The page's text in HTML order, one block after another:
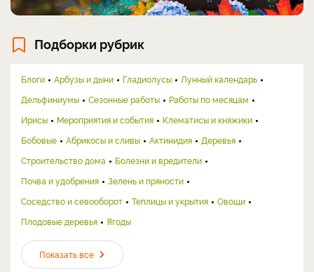
Подборки рубрик
Блоги Арбузы и дыни Гладиолусы
Лунный календарь
Дельфиниумы
Сезонные работы
Работы по месяцам
Ирисы
Мероприятия и события
Клематисы и княжики
Бобовые
Абрикосы и сливы Актинидия
Деревья
Строительство дома
Болезни и вредители
Почва и удобрения
Зелень и пряности
Соседство и севооборот
Теплицы и укрытия
Овощи
Плодовые деревья
Ягоды
Показать все